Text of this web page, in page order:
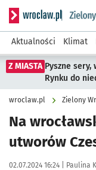
Serwis
Aktualności Klimat
Z MIASTA Pyszne sery,
Rynku do
wroclaw.pl Zielony
Na
utworów
Data publikacji:
02.07.2024 16:24 | Autor:
Paulina